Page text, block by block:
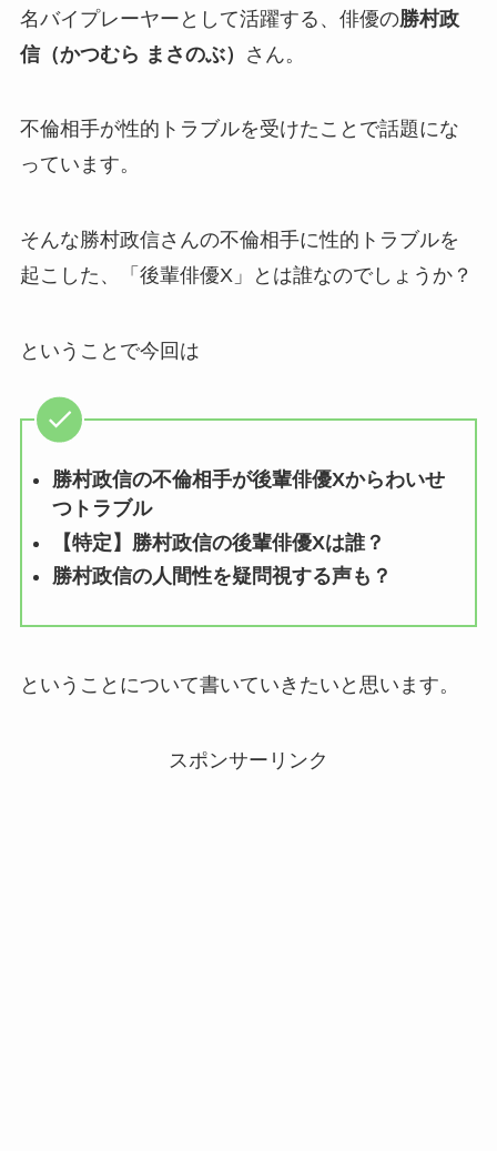
名バイプレーヤーとして活躍する、俳優の勝村政
信（かつむら まさのぶ）
さん。
不倫相手が性的トラブルを受けたことで話題にな
っています。
そんな勝村政信さんの不倫相手に性的トラブルを
起こした、「後輩俳優X」とは誰なのでしょうか？
ということで今回は
勝村政信の不倫相手が後輩俳優Xからわいせ
つトラブル
【特定】勝村政信の後輩俳優Xは誰？
勝村政信の人間性を疑問視する声も？
ということについて書いていきたいと思います。
スポンサーリンク